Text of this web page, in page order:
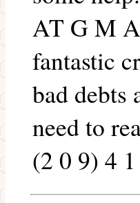
AT G M
fantastic
bad debts
need to
(2 0 9) 4